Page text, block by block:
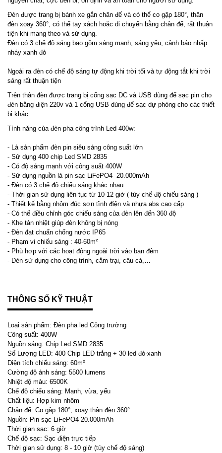
Đèn được trang bị bánh xe gắn chân đế và có thể co gập 180°, thân
đèn xoay 360°, có thể tay xách hoặc di chuyển bằng chân đế, rất thuận
tiện khi mang theo và sử dụng.
Đèn có 3 chế độ sáng bao gồm sáng mạnh, sáng yếu, cảnh báo nhấp
nháy xanh đỏ
Ngoài ra đèn có chế độ sáng tự động khi trời tối và tự động tắt khi trời
sáng rất thuận tiện
Trên thân đèn được trang bị cổng sạc DC và USB dùng để sạc pin cho
đèn bằng điện 220v và 1 cổng USB dùng để sạc dự phòng cho các thiết
bị khác.
Tính năng của đèn pha công trình Led 400w:
- Là sản phẩm đèn pin siêu sáng công suất lớn
- Sử dụng 400 chip Led SMD 2835
- Có độ sáng mạnh với công suất 400W
- Sử dụng nguồn là pin sạc LiFePO4 20.000mAh
- Đèn có 3 chế độ chiếu sáng khác nhau
- Thời gian sử dụng liên tục từ 10-12 giờ ( tùy chế độ chiếu sáng )
- Thiết kế bằng nhôm đúc sơn tĩnh điện và nhựa abs cao cấp
- Có thể điều chỉnh góc chiếu sáng của đèn lên đến 360 độ
- Khe tản nhiệt giúp đèn không bị nóng
- Đèn đạt chuẩn chống nước IP65
- Phạm vi chiếu sáng : 40-60m²
- Phù hợp với các hoạt động ngoài trời vào ban đêm
- Đèn sử dụng cho công trình, cắm trại, câu cá,…
THÔNG SỐ KỸ THUẬT
Loại sản phẩm: Đèn pha led Công trường
Công suất: 400W
Nguồn sáng: Chip Led SMD 2835
Số Lượng LED: 400 Chip LED trắng + 30 led đỏ-xanh
Diện tích chiếu sáng: 60m²
Cường độ ánh sáng: 5500 lumens
Nhiệt độ màu: 6500K
Chế độ chiếu sáng: Mạnh, vừa, yếu
Chất liệu: Hợp kim nhôm
Chân đế: Co gập 180°, xoay thân đèn 360°
Nguồn: Pin sạc LiFePO4 20.000mAh
Thời gian sạc: 6 giờ
Chế độ sạc: Sạc điện trực tiếp
Thời gian sử dụng: 8 - 10 giờ (tùy chế độ sáng)